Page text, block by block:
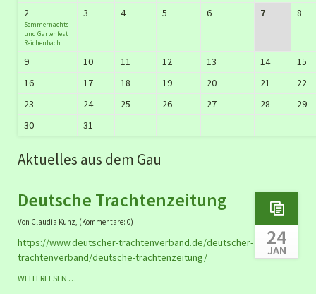
2
Sommernachts-
und Gartenfest
Reichenbach
3 4 5 6 7 8
9 10 11 12 13 14
15
16
17 18 19 20 21
22
23
24 25 26 27 28
29
30
31
Aktuelles aus dem Gau
Deutsche Trachtenzeitung
24
JAN
Von Claudia Kunz, (Kommentare: 0)
https://www.deutscher-trachtenverband.de/deutscher-
trachtenverband/deutsche-trachtenzeitung/
WEITERLESEN …